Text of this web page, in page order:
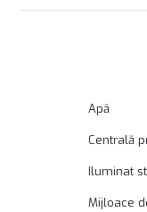
Apă
Centrală
Iluminat
Mijloace